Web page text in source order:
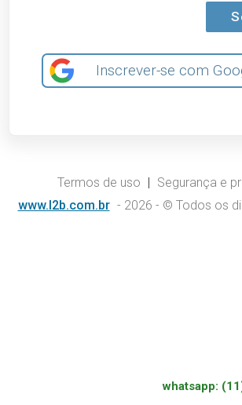
Inscrever-se com
Termos de uso | Segurança e
www.l2b.com.br - 2026 - © Todos os
whatsapp: